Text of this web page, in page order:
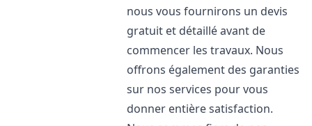
nous vous fournirons un devis
gratuit et détaillé avant de
commencer les travaux. Nous
offrons également des garanties
sur nos services pour vous
donner entière satisfaction.